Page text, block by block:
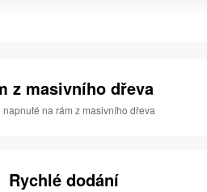
z masivního dřeva
napnuté na rám z masivního dřeva
Rychlé dodání